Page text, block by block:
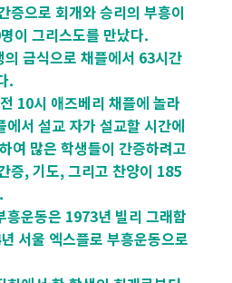
증으로 회개와 승리의 부흥이
이 그리스도를 만났다.
금식으로 채플에서 63시간
.
10시 애즈베리 채플에 놀라
서 설교 자가 설교할 시간에
여 많은 학생들이 간증하려고
증, 기도, 그리고 찬양이 185
운동은 1973년 빌리 그래함
서울 엑스플로 부흥운동으로